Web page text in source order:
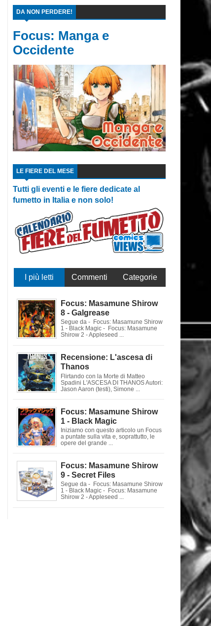
DA NON PERDERE!
Focus: Manga e
Occidente
LE FIERE DEL MESE
Tutti gli eventi e le fiere dedicate al
fumetto in Italia e non solo!
I più letti Commenti Categorie
Focus: Masamune Shirow
8 - Galgrease
Segue da - Focus: Masamune Shirow
1 - Black Magic - Focus: Masamune
Shirow 2 - Appleseed ...
Recensione: L'ascesa di
Thanos
Flirtando con la Morte di Matteo
Spadini L'ASCESA DI THANOS Autori:
Jason Aaron (testi), Simone ...
Focus: Masamune Shirow
1 - Black Magic
Iniziamo con questo articolo un Focus
a puntate sulla vita e, soprattutto, le
opere del grande ...
Focus: Masamune Shirow
9 - Secret Files
Segue da - Focus: Masamune Shirow
1 - Black Magic - Focus: Masamune
Shirow 2 - Appleseed ...